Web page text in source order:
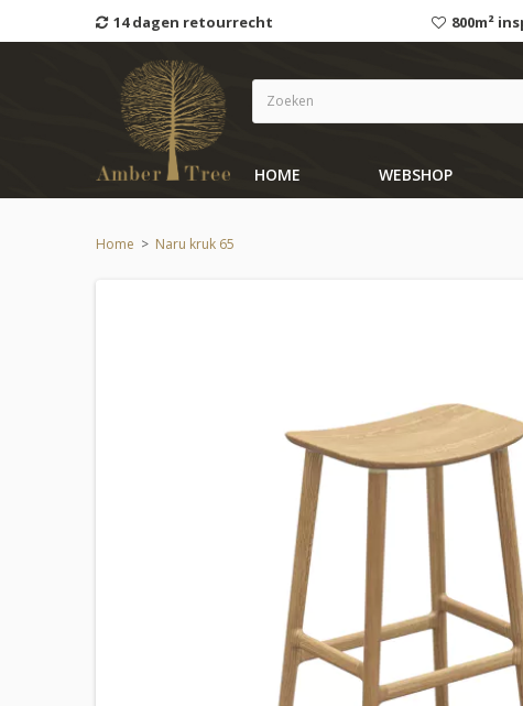
14 dagen retourrecht 800m²
HOME WEBSHOP
Home > Naru kruk 65